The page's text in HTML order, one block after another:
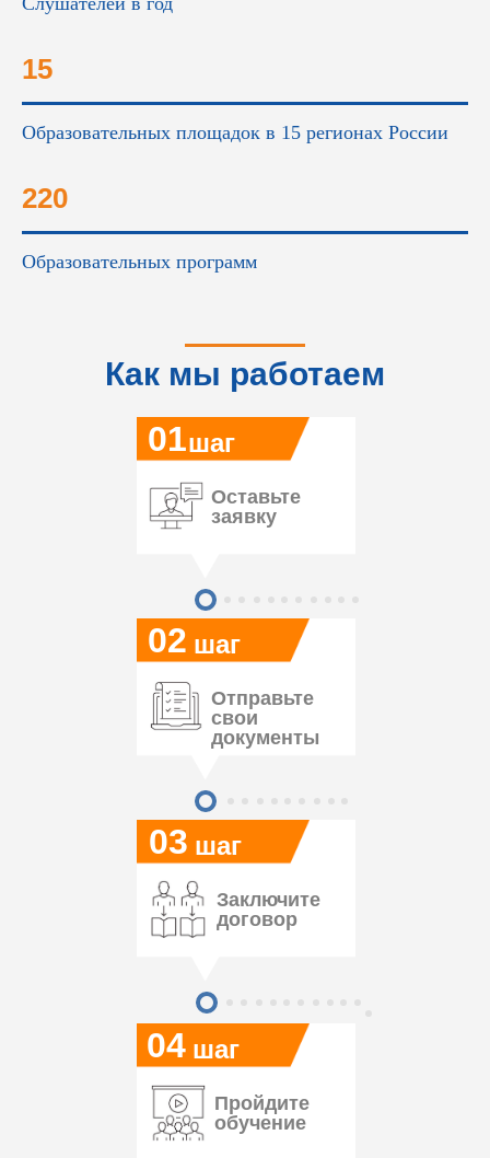
15
Образовательных площадок в 15 регионах России
220
Образовательных программ
Как мы работаем
04
03
02
01
Оставьте
заявку
шаг
шаг
шаг
шаг
Отправьте
свои
документы
Заключите
договор
Пройдите
обучение